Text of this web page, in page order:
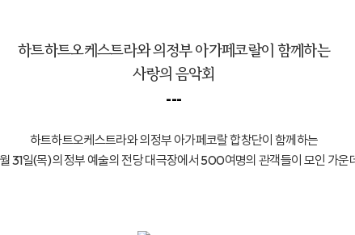
하트하트오케스트라와 의정부 아가페코랄이 함께하는
사랑의 음악회
---
하트하트오케스트라와 의정부 아가페코랄 합창단이 함께하는
월 31일(목) 의정부 예술의 전당 대극장에서 500여명의 관객들이 모인 가운